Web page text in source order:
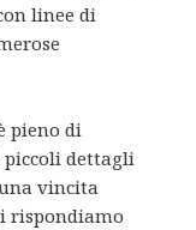
linee di
pieno di
dettagli
vincita
rispondiamo